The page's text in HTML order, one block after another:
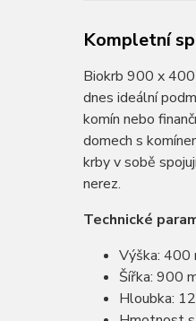
Kompletní
Biokrb 900 x 400
dnes ideální
komín nebo
domech s
krby v sobě
nerez.
Technické
Výška: 400
Šířka: 900
Hloubka: